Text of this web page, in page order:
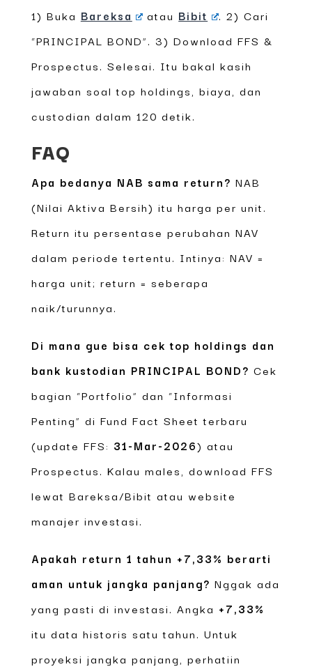
1) Buka Bareksa atau Bibit
. 2) Cari
“PRINCIPAL BOND”. 3) Download FFS &
Prospectus. Selesai. Itu bakal kasih
jawaban soal top holdings, biaya, dan
custodian dalam 120 detik.
FAQ
Apa bedanya NAB sama return? NAB
(Nilai Aktiva Bersih) itu harga per unit.
Return itu persentase perubahan NAV
dalam periode tertentu. Intinya: NAV =
harga unit; return = seberapa
naik/turunnya.
Di mana gue bisa cek top holdings dan
bank kustodian PRINCIPAL BOND? Cek
bagian “Portfolio” dan “Informasi
Penting” di Fund Fact Sheet terbaru
(update FFS: 31-Mar-2026) atau
Prospectus. Kalau males, download FFS
lewat Bareksa/Bibit atau website
manajer investasi.
Apakah return 1 tahun +7,33% berarti
aman untuk jangka panjang? Nggak ada
yang pasti di investasi. Angka +7,33%
itu data historis satu tahun. Untuk
proyeksi jangka panjang, perhatiin